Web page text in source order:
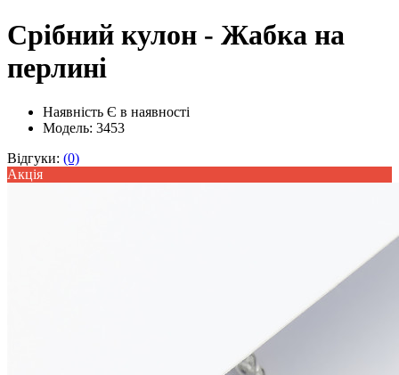
Срібний кулон - Жабка на
перлині
Наявність Є в наявності
Модель: 3453
Відгуки: (0)
Акцiя